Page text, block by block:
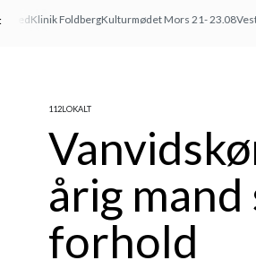
FoldbergKulturmødet Mors 21- 23.08Vesters
112LOKALT
årig
forhold